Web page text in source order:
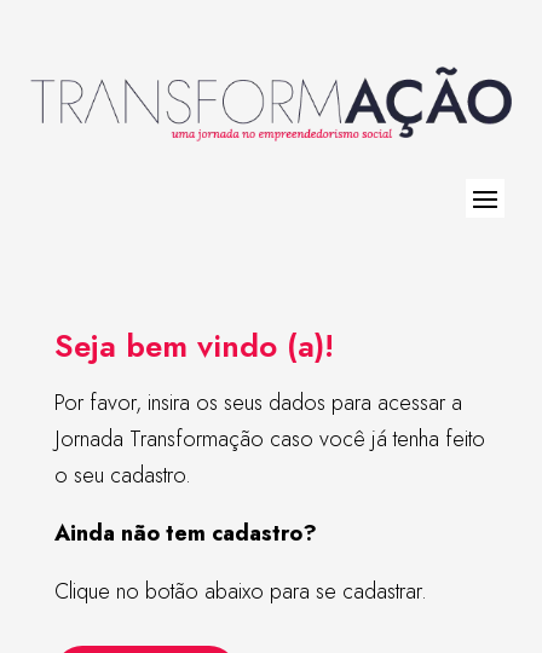
Seja bem vindo (a)!
Por favor, insira os seus dados para acessar a
Jornada Transformação caso você já tenha feito
o seu cadastro.
Ainda não tem cadastro?
Clique no botão abaixo para se cadastrar.